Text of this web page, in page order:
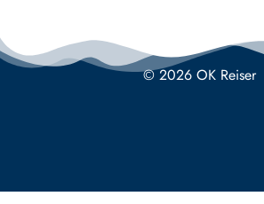
© 2026 OK Reiser